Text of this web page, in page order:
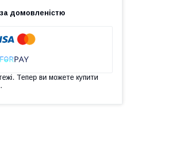
за домовленістю
Тепер ви можете купити